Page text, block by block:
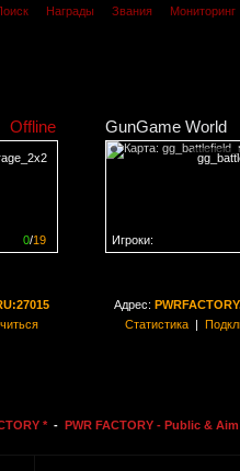
Награды Звания Мониторинг
Offline
0/19
GunGame World
Игроки:
Адрес:
Статистика|
* - PWR FACTORY - Public &